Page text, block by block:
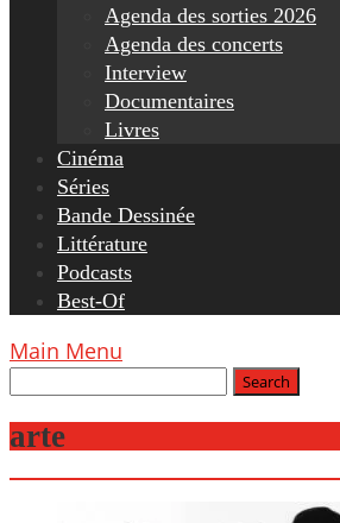
Agenda des sorties 2026
Agenda des concerts
Interview
Documentaires
Livres
Cinéma
Séries
Bande Dessinée
Littérature
Podcasts
Best-Of
Main Menu
arte